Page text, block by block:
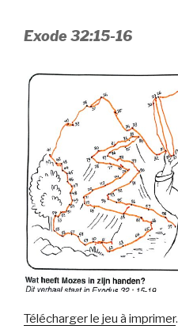
Exode 32:15-16
Télécharger le jeu à imprimer.